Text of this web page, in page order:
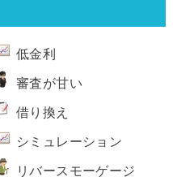
低金利
審査が甘い
借り換え
シミュレーション
リバースモーゲージ